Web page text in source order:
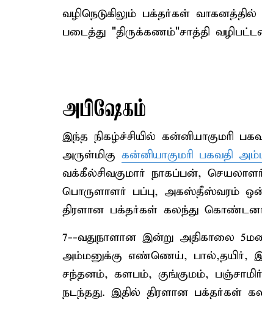
வழிநெடுகிலும் பக்தர்கள்
படைத்து "திருக்கணம்"சாத்தி
அபிஷேகம்
இந்த நிகழ்ச்சியில்
அருள்மிகு கன்னியாகுமரி பகவதி
வக்கீல்சிவகுமார் நாகப்பன்,
பொருளாளர் பப்பு, அகஸ்தீஸ்வரம்
திரளான பக்தர்கள் கலந்து
7--வதுநாளான இன்று அதிகாலை
அம்மனுக்கு எண்ணெய், பால்,தயிர்,
சந்தனம், களபம், குங்குமம்,
நடந்தது. இதில் திரளான பக்தர்கள்